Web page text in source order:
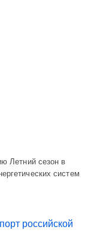
Летний сезон в
систем